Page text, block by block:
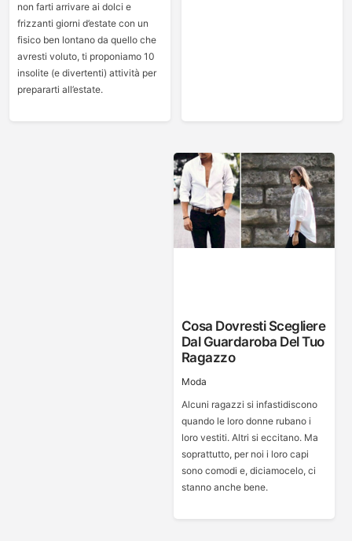
non farti arrivare ai dolci e
frizzanti giorni d’estate con un
fisico ben lontano da quello che
avresti voluto, ti proponiamo 10
insolite (e divertenti) attività per
prepararti all’estate.
Cosa Dovresti Scegliere
Dal Guardaroba Del Tuo
Ragazzo
Moda
Alcuni ragazzi si infastidiscono
quando le loro donne rubano i
loro vestiti. Altri si eccitano. Ma
soprattutto, per noi i loro capi
sono comodi e, diciamocelo, ci
stanno anche bene.